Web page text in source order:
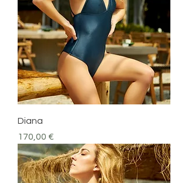
Diana
Prezzo
170,00 €